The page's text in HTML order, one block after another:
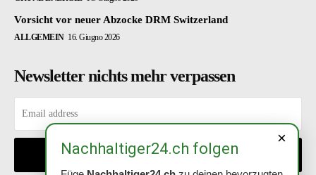
Vorsicht vor neuer Abzocke DRM Switzerland
ALLGEMEIN 16. Giugno 2026
Newsletter nichts mehr verpassen
EINTRAGEN
×
Nachhaltiger24.ch folgen